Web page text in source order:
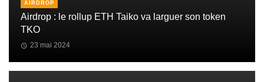
AIRDROP
Airdrop : le rollup ETH Taiko va larguer son token
TKO
23 mai 2024